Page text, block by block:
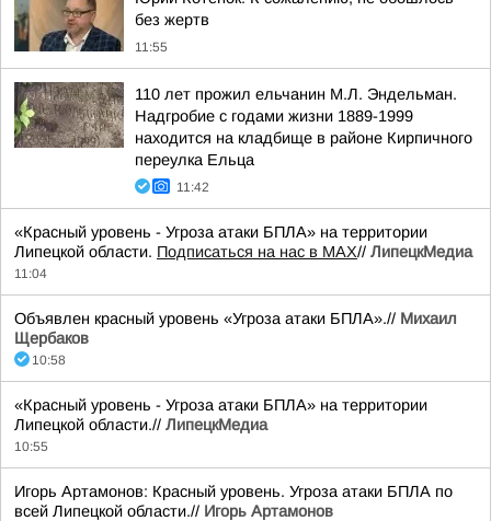
без жертв
11:55
110 лет прожил ельчанин М.Л. Эндельман.
Надгробие с годами жизни 1889-1999
находится на кладбище в районе Кирпичного
переулка Ельца
11:42
«Красный уровень - Угроза атаки БПЛА» на территории
Липецкой области. Подписаться на нас в МАХ// ЛипецкМедиа
11:04
Объявлен красный уровень «Угроза атаки БПЛА».// Михаил
Щербаков
10:58
«Красный уровень - Угроза атаки БПЛА» на территории
Липецкой области.// ЛипецкМедиа
10:55
Игорь Артамонов: Красный уровень. Угроза атаки БПЛА по
всей Липецкой области.// Игорь Артамонов